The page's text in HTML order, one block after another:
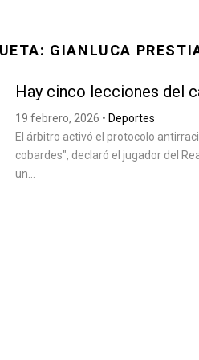
GIANLUCA
Hay cinco lecciones del
19 febrero, 2026 • Deportes
El árbitro activó el protocolo
cobardes", declaró el jugador del
un...